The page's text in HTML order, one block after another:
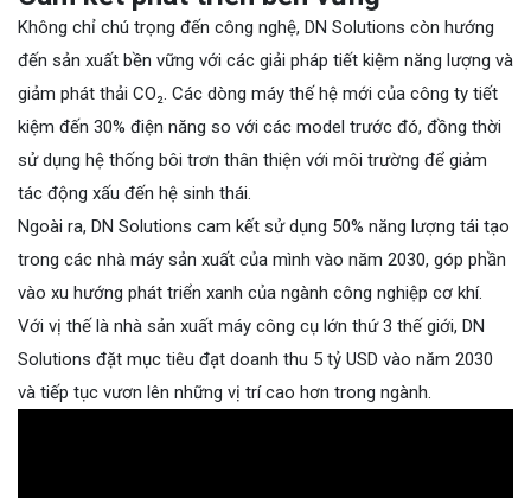
Không chỉ chú trọng đến công nghệ, DN Solutions còn hướng
đến sản xuất bền vững với các giải pháp tiết kiệm năng lượng và
giảm phát thải CO₂. Các dòng máy thế hệ mới của công ty tiết
kiệm đến 30% điện năng so với các model trước đó, đồng thời
sử dụng hệ thống bôi trơn thân thiện với môi trường để giảm
tác động xấu đến hệ sinh thái.
Ngoài ra, DN Solutions cam kết sử dụng 50% năng lượng tái tạo
trong các nhà máy sản xuất của mình vào năm 2030, góp phần
vào xu hướng phát triển xanh của ngành công nghiệp cơ khí.
Với vị thế là nhà sản xuất máy công cụ lớn thứ 3 thế giới, DN
Solutions đặt mục tiêu đạt doanh thu 5 tỷ USD vào năm 2030
và tiếp tục vươn lên những vị trí cao hơn trong ngành.